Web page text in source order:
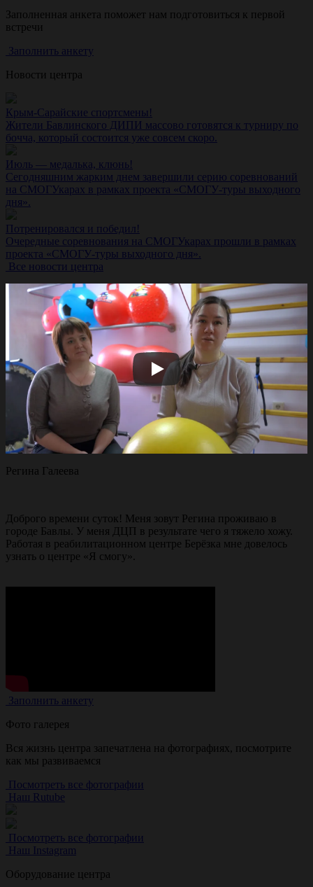
Заполненная анкета поможет нам подготовиться к первой
встречи
Заполнить анкету
Новости центра
Крым-Сарайские спортсмены!
Жители Бавлинского ДИПИ массово готовятся к турниру по
бочча, который состоится уже совсем скоро.
Июль — медалька, клюнь!
Сегодняшним жарким днем завершили серию соревнований
на СМОГУкарах в рамках проекта «СМОГУ-туры выходного
дня».
Потренировался и победил!
Очередные соревнования на СМОГУкарах прошли в рамках
проекта «СМОГУ-туры выходного дня».
Все новости центра
Регина Галеева
Доброго времени суток! Меня зовут Регина проживаю в
городе Бавлы. У меня ДЦП в результате чего я тяжело хожу.
Работая в реабилитационном центре Берёзка мне довелось
узнать о центре «Я смогу».
Заполнить анкету
Фото галерея
Вся жизнь центра запечатлена на фотографиях, посмотрите
как мы развиваемся
Посмотреть все фотографии
Наш Rutube
Посмотреть все фотографии
Наш Instagram
Оборудование центра